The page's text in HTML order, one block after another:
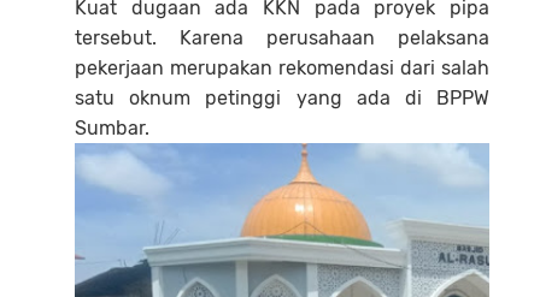
Kuat dugaan ada KKN pada proyek pipa
tersebut. Karena perusahaan pelaksana
pekerjaan merupakan rekomendasi dari salah
satu oknum petinggi yang ada di BPPW
Sumbar.